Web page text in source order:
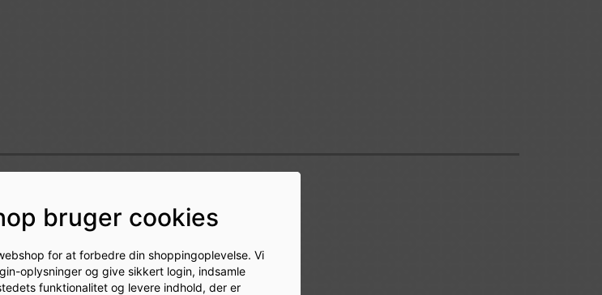
bruger cookies
for at forbedre din shoppingoplevelse. Vi
oplysninger og give sikkert login, indsamle
funktionalitet og levere indhold, der er